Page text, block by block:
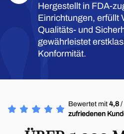
Hergestellt in FDA-
Einrichtungen, erfüllt
Qualitäts- und
gewährleistet
Konformität.
Bewertet mit 4,8 /
zufriedenen